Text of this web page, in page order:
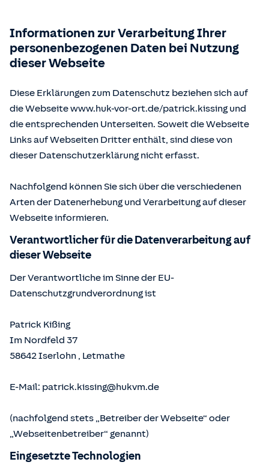
Informationen zur Verarbeitung Ihrer
personenbezogenen Daten bei Nutzung
dieser Webseite
Diese Erklärungen zum Datenschutz beziehen sich auf
die Webseite www.huk-vor-ort.de/patrick.kissing und
die entsprechenden Unterseiten. Soweit die Webseite
Links auf Webseiten Dritter enthält, sind diese von
dieser Datenschutzerklärung nicht erfasst.
Nachfolgend können Sie sich über die verschiedenen
Arten der Datenerhebung und Verarbeitung auf dieser
Webseite informieren.
Verantwortlicher für die Datenverarbeitung auf
dieser Webseite
Der Verantwortliche im Sinne der EU-
Datenschutzgrundverordnung ist
Patrick Kißing
Im Nordfeld 37
58642Iserlohn , Letmathe
E-Mail: patrick.kissing@hukvm.de
(nachfolgend stets „Betreiber der Webseite“ oder
„Webseitenbetreiber“ genannt)
Eingesetzte Technologien